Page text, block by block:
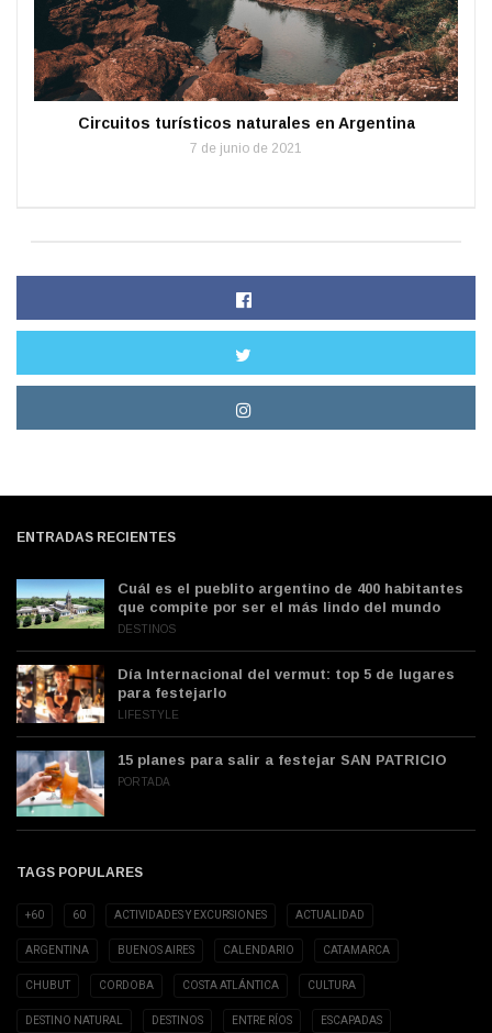
Circuitos turísticos naturales en Argentina
7 de junio de 2021
ENTRADAS RECIENTES
Cuál es el pueblito argentino de 400 habitantes
que compite por ser el más lindo del mundo
DESTINOS
Día Internacional del vermut: top 5 de lugares
para festejarlo
LIFESTYLE
15 planes para salir a festejar SAN PATRICIO
PORTADA
TAGS POPULARES
+60 60 ACTIVIDADES Y EXCURSIONES ACTUALIDAD
ARGENTINA BUENOS AIRES CALENDARIO CATAMARCA
CHUBUT CORDOBA COSTA ATLÁNTICA CULTURA
DESTINO NATURAL DESTINOS ENTRE RÍOS ESCAPADAS